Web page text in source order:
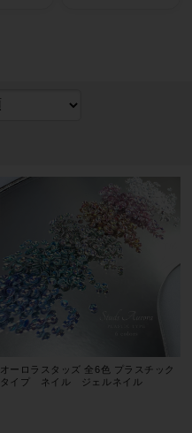
オーロラスタッズ 全6色 プラスチック
タイプ ネイル ジェルネイル